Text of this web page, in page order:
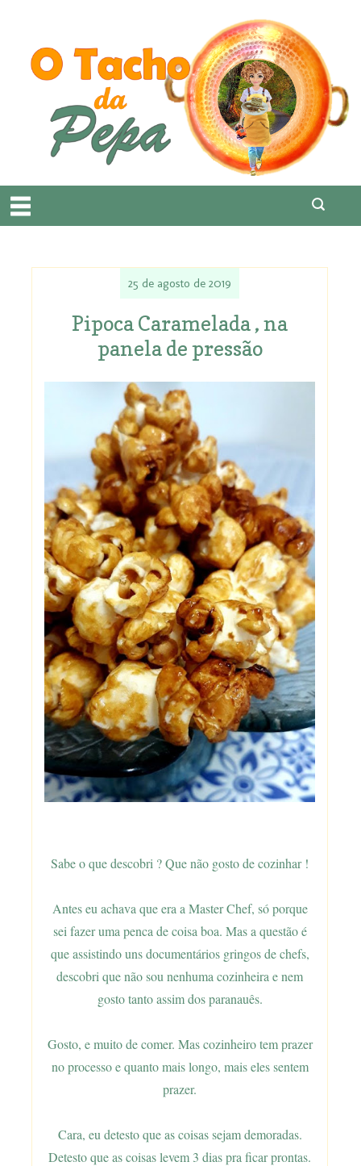
25 de agosto de 2019
Pipoca Caramelada , na
panela de pressão
Sabe o que descobri ? Que não gosto de cozinhar !
Antes eu achava que era a Master Chef, só porque
sei fazer uma penca de coisa boa. Mas a questão é
que assistindo uns documentários gringos de chefs,
descobri que não sou nenhuma cozinheira e nem
gosto tanto assim dos paranauês.
Gosto, e muito de comer. Mas cozinheiro tem prazer
no processo e quanto mais longo, mais eles sentem
prazer.
Cara, eu detesto que as coisas sejam demoradas.
Detesto que as coisas levem 3 dias pra ficar prontas.